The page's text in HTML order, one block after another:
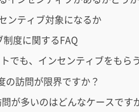
ンティブ対象になるか
度に関するFAQ
でも、インセンティブをもら
の訪問が限界ですか？
が多いのはどんなケースです